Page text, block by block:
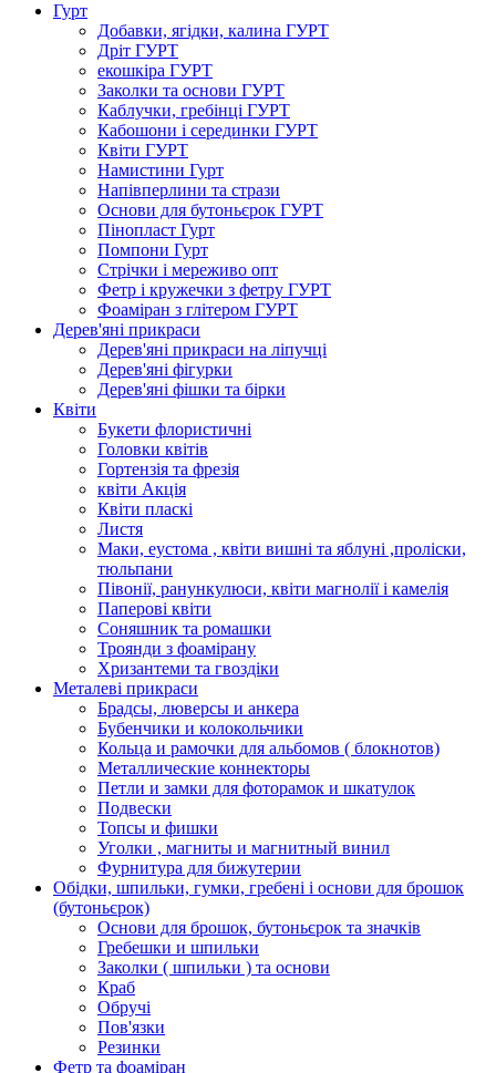
Гурт
Добавки, ягідки, калина ГУРТ
Дріт ГУРТ
екошкіра ГУРТ
Заколки та основи ГУРТ
Каблучки, гребінці ГУРТ
Кабошони і серединки ГУРТ
Квіти ГУРТ
Намистини Гурт
Напівперлини та стрази
Основи для бутоньєрок ГУРТ
Пінопласт Гурт
Помпони Гурт
Стрічки і мереживо опт
Фетр і кружечки з фетру ГУРТ
Фоаміран з глітером ГУРТ
Дерев'яні прикраси
Дерев'яні прикраси на ліпучці
Дерев'яні фігурки
Дерев'яні фішки та бірки
Квіти
Букети флористичні
Головки квітів
Гортензія та фрезія
квіти Акція
Квіти пласкі
Листя
Маки, еустома , квіти вишні та яблуні ,проліски,
тюльпани
Півонії, ранункулюси, квіти магнолії і камелія
Паперові квіти
Соняшник та ромашки
Троянди з фоамірану
Хризантеми та гвоздіки
Металеві прикраси
Брадсы, люверсы и анкера
Бубенчики и колокольчики
Кольца и рамочки для альбомов ( блокнотов)
Металлические коннекторы
Петли и замки для фоторамок и шкатулок
Подвески
Топсы и фишки
Уголки , магниты и магнитный винил
Фурнитура для бижутерии
Обідки, шпильки, гумки, гребені і основи для брошок
(бутоньєрок)
Основи для брошок, бутоньєрок та значків
Гребешки и шпильки
Заколки ( шпильки ) та основи
Краб
Обручі
Пов'язки
Резинки
Фетр та фоаміран